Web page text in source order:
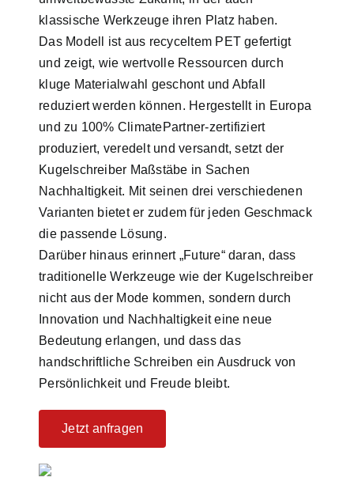
klassische Werkzeuge ihren Platz haben.
Das Modell ist aus recyceltem PET gefertigt
und zeigt, wie wertvolle Ressourcen durch
kluge Materialwahl geschont und Abfall
reduziert werden können. Hergestellt in Europa
und zu 100% ClimatePartner-zertifiziert
produziert, veredelt und versandt, setzt der
Kugelschreiber Maßstäbe in Sachen
Nachhaltigkeit. Mit seinen drei verschiedenen
Varianten bietet er zudem für jeden Geschmack
die passende Lösung.
Darüber hinaus erinnert „Future“ daran, dass
traditionelle Werkzeuge wie der Kugelschreiber
nicht aus der Mode kommen, sondern durch
Innovation und Nachhaltigkeit eine neue
Bedeutung erlangen, und dass das
handschriftliche Schreiben ein Ausdruck von
Persönlichkeit und Freude bleibt.
Jetzt anfragen